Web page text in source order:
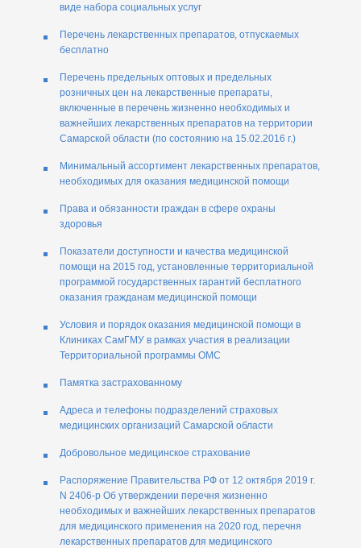
виде набора социальных услуг
Перечень лекарственных препаратов, отпускаемых
бесплатно
Перечень предельных оптовых и предельных
розничных цен на лекарственные препараты,
включенные в перечень жизненно необходимых и
важнейших лекарственных препаратов на территории
Самарской области (по состоянию на 15.02.2016 г.)
Минимальный ассортимент лекарственных препаратов,
необходимых для оказания медицинской помощи
Права и обязанности граждан в сфере охраны
здоровья
Показатели доступности и качества медицинской
помощи на 2015 год, установленные территориальной
программой государственных гарантий бесплатного
оказания гражданам медицинской помощи
Условия и порядок оказания медицинской помощи в
Клиниках СамГМУ в рамках участия в реализации
Территориальной программы ОМС
Памятка застрахованному
Адреса и телефоны подразделений страховых
медицинских организаций Самарской области
Добровольное медицинское страхование
Распоряжение Правительства РФ от 12 октября 2019 г.
N 2406-р Об утверждении перечня жизненно
необходимых и важнейших лекарственных препаратов
для медицинского применения на 2020 год, перечня
лекарственных препаратов для медицинского